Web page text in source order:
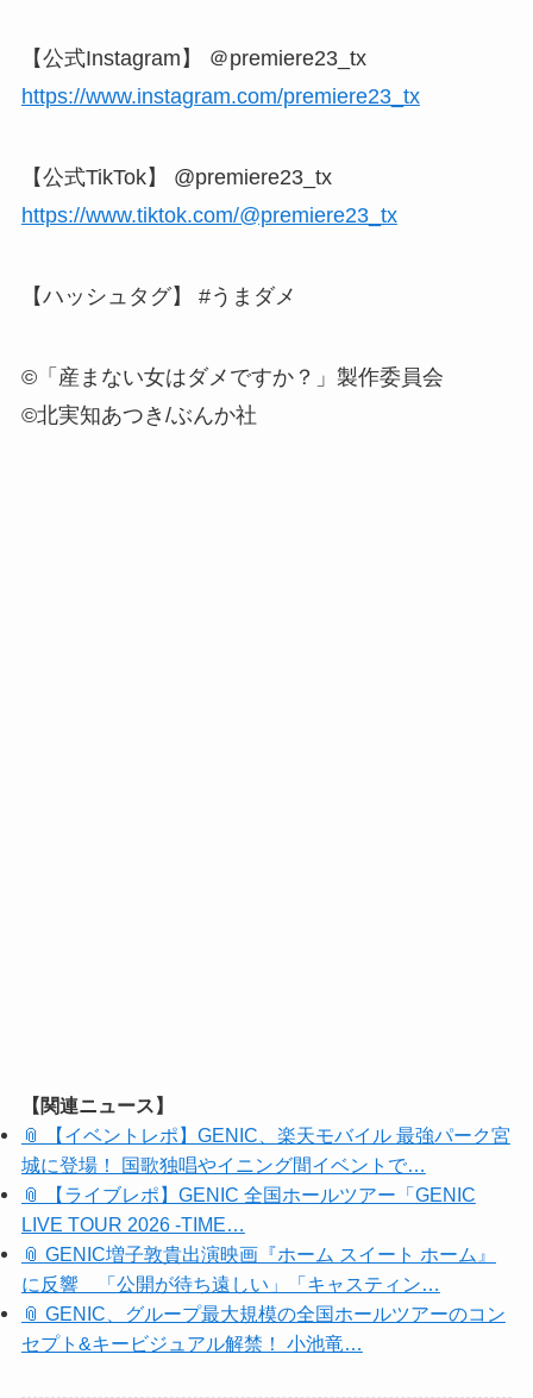
【公式Instagram】 ＠premiere23_tx
https://www.instagram.com/premiere23_tx
【公式TikTok】 @premiere23_tx
https://www.tiktok.com/@premiere23_tx
【ハッシュタグ】 #うまダメ
©「産まない女はダメですか？」製作委員会
©北実知あつき/ぶんか社
【関連ニュース】
📎 【イベントレポ】GENIC、楽天モバイル 最強パーク宮
城に登場！ 国歌独唱やイニング間イベントで…
📎 【ライブレポ】GENIC 全国ホールツアー「GENIC
LIVE TOUR 2026 -TIME…
📎 GENIC増子敦貴出演映画『ホーム スイート ホーム』
に反響 「公開が待ち遠しい」「キャスティン…
📎 GENIC、グループ最大規模の全国ホールツアーのコン
セプト&キービジュアル解禁！ 小池竜…